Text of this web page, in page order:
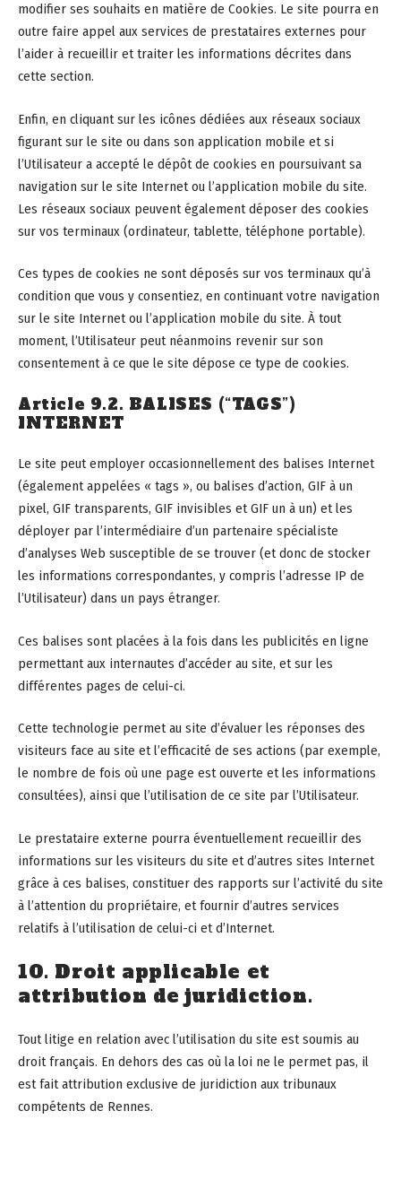
modifier ses souhaits en matière de Cookies. Le site pourra en
outre faire appel aux services de prestataires externes pour
l’aider à recueillir et traiter les informations décrites dans
cette section.
Enfin, en cliquant sur les icônes dédiées aux réseaux sociaux
figurant sur le site ou dans son application mobile et si
l’Utilisateur a accepté le dépôt de cookies en poursuivant sa
navigation sur le site Internet ou l’application mobile du site.
Les réseaux sociaux peuvent également déposer des cookies
sur vos terminaux (ordinateur, tablette, téléphone portable).
Ces types de cookies ne sont déposés sur vos terminaux qu’à
condition que vous y consentiez, en continuant votre navigation
sur le site Internet ou l’application mobile du site. À tout
moment, l’Utilisateur peut néanmoins revenir sur son
consentement à ce que le site dépose ce type de cookies.
Article 9.2. BALISES (“TAGS”)
INTERNET
Le site peut employer occasionnellement des balises Internet
(également appelées « tags », ou balises d’action, GIF à un
pixel, GIF transparents, GIF invisibles et GIF un à un) et les
déployer par l’intermédiaire d’un partenaire spécialiste
d’analyses Web susceptible de se trouver (et donc de stocker
les informations correspondantes, y compris l’adresse IP de
l’Utilisateur) dans un pays étranger.
Ces balises sont placées à la fois dans les publicités en ligne
permettant aux internautes d’accéder au site, et sur les
différentes pages de celui-ci.
Cette technologie permet au site d’évaluer les réponses des
visiteurs face au site et l’efficacité de ses actions (par exemple,
le nombre de fois où une page est ouverte et les informations
consultées), ainsi que l’utilisation de ce site par l’Utilisateur.
Le prestataire externe pourra éventuellement recueillir des
informations sur les visiteurs du site et d’autres sites Internet
grâce à ces balises, constituer des rapports sur l’activité du site
à l’attention du propriétaire, et fournir d’autres services
relatifs à l’utilisation de celui-ci et d’Internet.
10. Droit applicable et
attribution de juridiction.
Tout litige en relation avec l’utilisation du site est soumis au
droit français. En dehors des cas où la loi ne le permet pas, il
est fait attribution exclusive de juridiction aux tribunaux
compétents de Rennes.